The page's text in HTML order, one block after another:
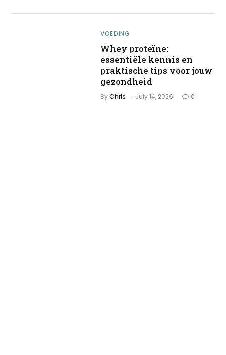
VOEDING
Whey proteïne:
essentiële kennis en
praktische tips voor jouw
gezondheid
ByChris July 14, 2026 0